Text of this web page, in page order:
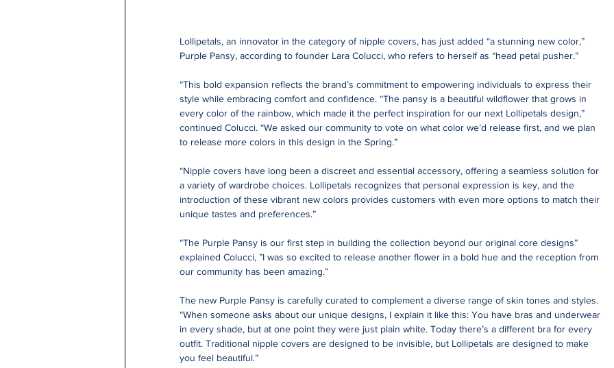
Lollipetals, an innovator in the category of nipple covers, has just added “a stunning new color,”
Purple Pansy, according to founder Lara Colucci, who refers to herself as “head petal pusher.”
“This bold expansion reflects the brand’s commitment to empowering individuals to express their
style while embracing comfort and confidence. “The pansy is a beautiful wildflower that grows in
every color of the rainbow, which made it the perfect inspiration for our next Lollipetals design,”
continued Colucci. “We asked our community to vote on what color we’d release first, and we plan
to release more colors in this design in the Spring.”
“Nipple covers have long been a discreet and essential accessory, offering a seamless solution for
a variety of wardrobe choices. Lollipetals recognizes that personal expression is key, and the
introduction of these vibrant new colors provides customers with even more options to match their
unique tastes and preferences.”
“The Purple Pansy is our first step in building the collection beyond our original core designs”
explained Colucci, ”I was so excited to release another flower in a bold hue and the reception from
our community has been amazing.”
The new Purple Pansy is carefully curated to complement a diverse range of skin tones and styles.
“When someone asks about our unique designs, I explain it like this: You have bras and underwear
in every shade, but at one point they were just plain white. Today there’s a different bra for every
outfit. Traditional nipple covers are designed to be invisible, but Lollipetals are designed to make
you feel beautiful.”